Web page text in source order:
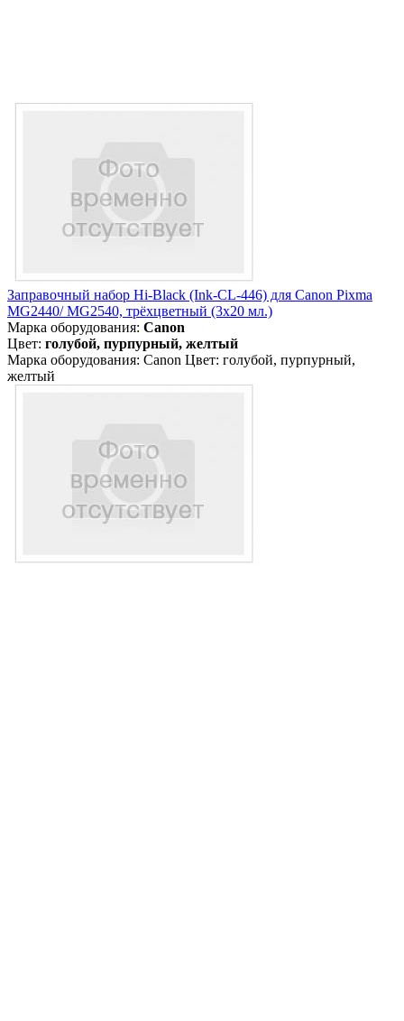
Заправочный набор Hi-Black (Ink-CL-446) для Canon Pixma
MG2440/ MG2540, трёхцветный (3х20 мл.)
Марка оборудования: Canon
Цвет: голубой, пурпурный, желтый
Марка оборудования: Canon Цвет: голубой, пурпурный,
желтый